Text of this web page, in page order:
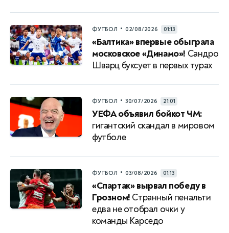
ФУТБОЛ • 02/08/2026 01:13
«Балтика» впервые обыграла
московское «Динамо»! Сандро
Шварц буксует в первых турах
ФУТБОЛ • 30/07/2026 21:01
УЕФА объявил бойкот ЧМ:
гигантский скандал в мировом
футболе
ФУТБОЛ • 03/08/2026 01:13
«Спартак» вырвал победу в
Грозном! Странный пенальти
едва не отобрал очки у
команды Карседо